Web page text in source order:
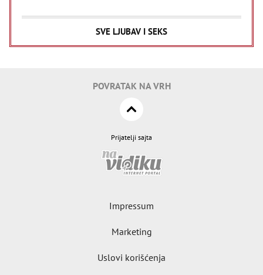
SVE LJUBAV I SEKS
POVRATAK NA VRH
Prijatelji sajta
Impressum
Marketing
Uslovi korišćenja